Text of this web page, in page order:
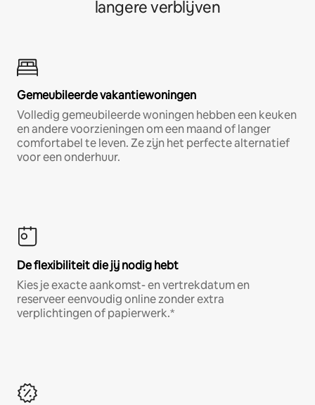
langere verblijven
Gemeubileerde vakantiewoningen
Volledig gemeubileerde woningen hebben een keuken
en andere voorzieningen om een maand of langer
comfortabel te leven. Ze zijn het perfecte alternatief
voor een onderhuur.
De flexibiliteit die jij nodig hebt
Kies je exacte aankomst- en vertrekdatum en
reserveer eenvoudig online zonder extra
verplichtingen of papierwerk.*